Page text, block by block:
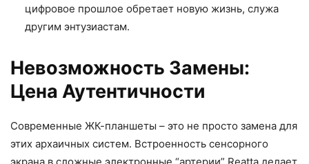
цифровое прошлое обретает новую жизнь, служа
другим энтузиастам.
Невозможность Замены:
Цена Аутентичности
Современные ЖК-планшеты – это не просто замена для
этих архаичных систем. Встроенность сенсорного